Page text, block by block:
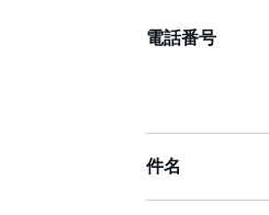
電話番号
件名